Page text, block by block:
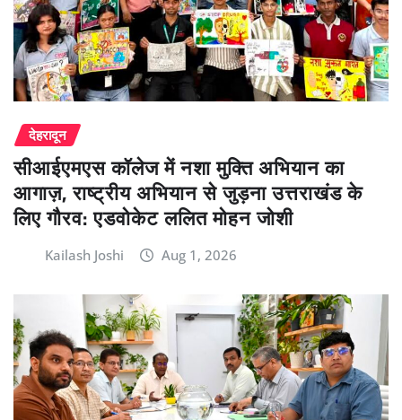
देहरादून
सीआईएमएस कॉलेज में नशा मुक्ति अभियान का
आगाज़, राष्ट्रीय अभियान से जुड़ना उत्तराखंड के
लिए गौरव: एडवोकेट ललित मोहन जोशी
Kailash Joshi Aug 1, 2026